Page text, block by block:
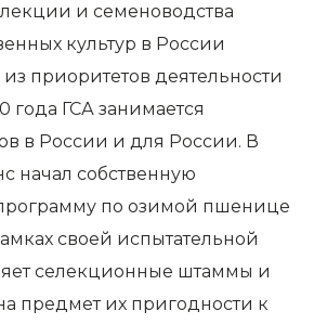
и семеноводства
культур в России
приоритетов деятельности
года ГСА занимается
в России и для России. В
начал собственную
по озимой пшенице
своей испытательной
селекционные штаммы и
предмет их пригодности к